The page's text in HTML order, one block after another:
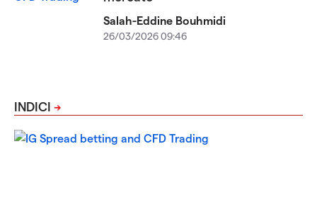
Salah-Eddine Bouhmidi
26/03/2026 09:46
INDICI